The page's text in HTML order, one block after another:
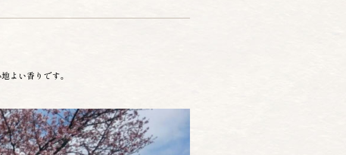
よい香りです。